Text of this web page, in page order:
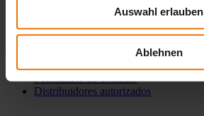
Auswahl erlauben
Ablehnen
LDAR Información
Formulario de contacto
Distribuidores autorizados